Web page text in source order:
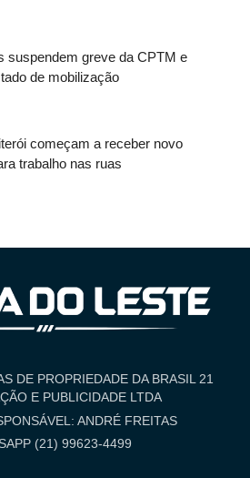
suspendem greve da CPTM e
de mobilização
começam a receber novo
trabalho nas ruas
DE PROPRIEDADE DA BRASIL 21
E PUBLICIDADE LTDA
ANDRÉ FREITAS
(21) 99623-4499